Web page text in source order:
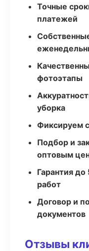
Точные
платежей
фотоэтапы
уборка
Фиксируем
Подбор и
оптовым
Гарантия
работ
Договор и
документов
Отзывы